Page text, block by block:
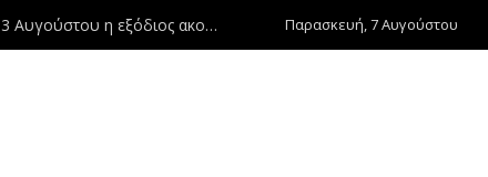
Ντίνος Χριστοφιλάκης – Τη Δευτέρα 3 Αυγούστου η εξόδιος ακολουθία Παρασκευή, 7 Αυγούστου